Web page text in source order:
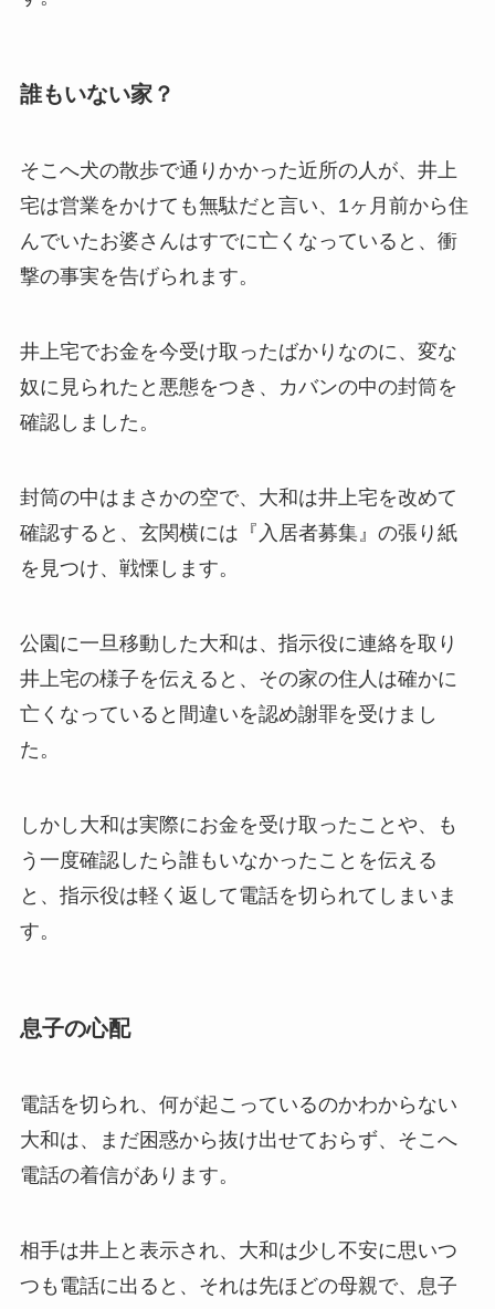
誰もいない家？
そこへ犬の散歩で通りかかった近所の人が、井上
宅は営業をかけても無駄だと言い、1ヶ月前から住
んでいたお婆さんはすでに亡くなっていると、衝
撃の事実を告げられます。
井上宅でお金を今受け取ったばかりなのに、変な
奴に見られたと悪態をつき、カバンの中の封筒を
確認しました。
封筒の中はまさかの空で、大和は井上宅を改めて
確認すると、玄関横には『入居者募集』の張り紙
を見つけ、戦慄します。
公園に一旦移動した大和は、指示役に連絡を取り
井上宅の様子を伝えると、その家の住人は確かに
亡くなっていると間違いを認め謝罪を受けまし
た。
しかし大和は実際にお金を受け取ったことや、も
う一度確認したら誰もいなかったことを伝える
と、指示役は軽く返して電話を切られてしまいま
す。
息子の心配
電話を切られ、何が起こっているのかわからない
大和は、まだ困惑から抜け出せておらず、そこへ
電話の着信があります。
相手は井上と表示され、大和は少し不安に思いつ
つも電話に出ると、それは先ほどの母親で、息子